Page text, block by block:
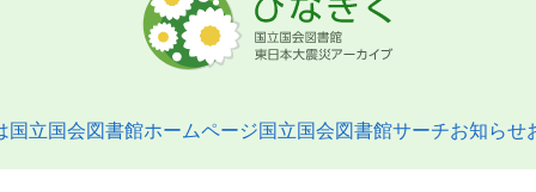
国立国会図書館ホームページ国立国会図書館サーチお知らせ